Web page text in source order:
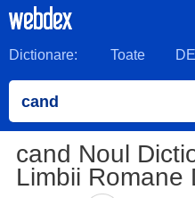
Dictionare: Toate
cand Noul
Limbii Romane